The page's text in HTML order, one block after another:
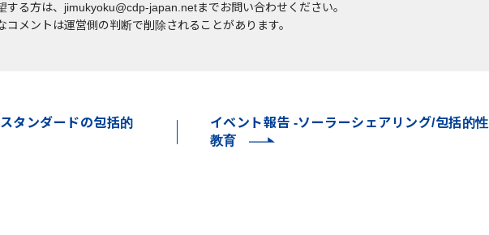
する方は、jimukyoku@cdp-japan.netまでお問い合わせください。
メントは運営側の判断で削除されることがあります。
タンダードの包括的
イベント報告 -ソーラーシェアリング/包括的性
教育